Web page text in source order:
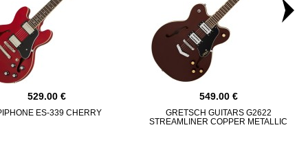
529.00
ES-339 CHERRY
549.00
GRETSCH GUITARS G2622
STREAMLINER COPPER METALLIC